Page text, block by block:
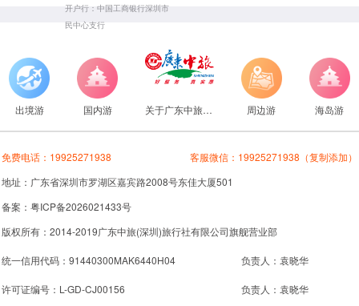
开户行：中国工商银行深圳市
民中心支行
出境游 国内游 关于广东中旅旅行社 周边游 海岛游
免费电话： 19925271938 客服微信： 19925271938 （复制添加）
地址：广东省深圳市罗湖区嘉宾路2008号东佳大厦501
备案：粤ICP备2026021433号
版权所有：2014-2019广东中旅(深圳)旅行社有限公司旗舰营业部
统一信用代码：91440300MAK6440H04 负责人：袁晓华
许可证编号：L-GD-CJ00156 负责人：袁晓华